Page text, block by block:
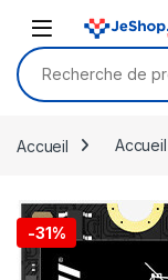
Recherche pour :
Accueil Accueil
-31%